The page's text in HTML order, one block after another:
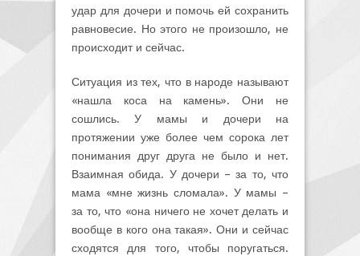
удар для дочери и помочь ей сохранить
равновесие. Но этого не произошло, не
происходит и сейчас.
Ситуация из тех, что в народе называют
«нашла коса на камень». Они не
сошлись. У мамы и дочери на
протяжении уже более чем сорока лет
понимания друг друга не было и нет.
Взаимная обида. У дочери – за то, что
мама «мне жизнь сломала». У мамы –
за то, что «она ничего не хочет делать и
вообще в кого она такая». Они и сейчас
сходятся для того, чтобы поругаться.